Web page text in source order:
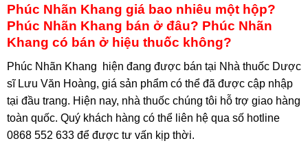
Phúc Nhãn Khang giá bao nhiêu một hộp?
Phúc Nhãn Khang bán ở đâu? Phúc Nhãn
Khang có bán ở hiệu thuốc không?
Phúc Nhãn Khang hiện đang được bán tại Nhà thuốc Dược
sĩ Lưu Văn Hoàng, giá sản phẩm có thể đã được cập nhập
tại đầu trang. Hiện nay, nhà thuốc chúng tôi hỗ trợ giao hàng
toàn quốc. Quý khách hàng có thể liên hệ qua số hotline
0868 552 633 để được tư vấn kịp thời.